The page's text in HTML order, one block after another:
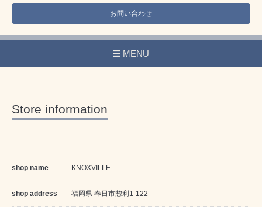
お問い合わせ
MENU
Store information
shop name KNOXVILLE
shop address 福岡県 春日市惣利1-122